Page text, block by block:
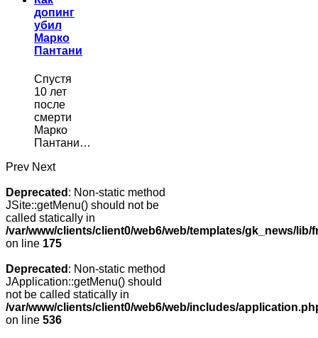
допинг
убил
Марко
Пантани
Спустя
10 лет
после
смерти
Марко
Пантани…
Prev Next
Deprecated : Non-static method
JSite::getMenu() should not be
called statically in
/var/www/clients/client0/web6/web/templates/gk_news/
on line 175
Deprecated : Non-static method
JApplication::getMenu() should
not be called statically in
/var/www/clients/client0/web6/web/includes/
on line 536